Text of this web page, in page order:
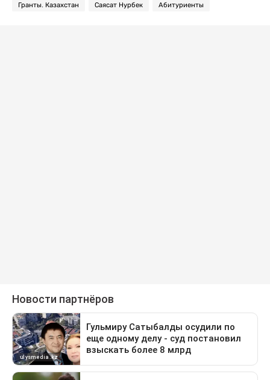
Гранты. Казахстан Саясат Нурбек Абитуриенты